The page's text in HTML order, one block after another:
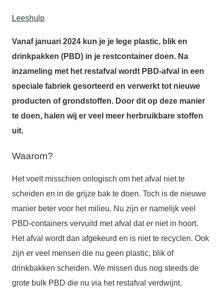
Leeshulp
Vanaf januari 2024 kun je je lege plastic, blik en
drinkpakken (PBD) in je restcontainer doen. Na
inzameling met het restafval wordt PBD-afval in een
speciale fabriek gesorteerd en verwerkt tot nieuwe
producten of grondstoffen. Door dit op deze manier
te doen, halen wij er veel meer herbruikbare stoffen
uit.
Waarom?
Het voelt misschien onlogisch om het afval niet te
scheiden en in de grijze bak te doen. Toch is de nieuwe
manier beter voor het milieu. Nu zijn er namelijk veel
PBD-containers vervuild met afval dat er niet in hoort.
Het afval wordt dan afgekeurd en is niet te recyclen. Ook
zijn er veel mensen die nu geen plastic, blik of
drinkbakken scheiden. We missen dus nog steeds de
grote bulk PBD die nu via het restafval verdwijnt.